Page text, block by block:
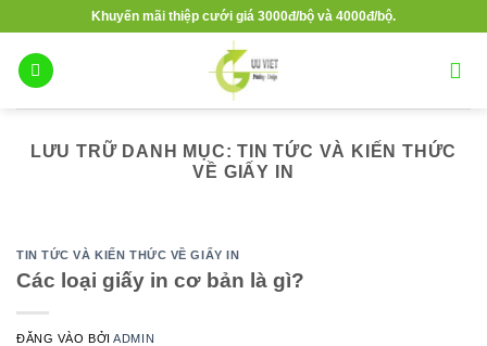
nội
dung
Khuyến mãi thiệp cưới giá 3000đ/bộ và 4000đ/bộ.
LƯU TRỮ DANH MỤC:TIN TỨC VÀ KIẾN THỨC
VỀ GIẤY IN
TIN TỨC VÀ KIẾN THỨC VỀ GIẤY IN
Các loại giấy in cơ bản là gì?
ĐĂNG VÀOBỞIADMIN